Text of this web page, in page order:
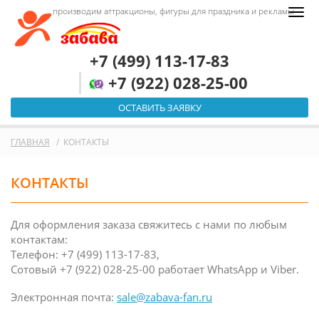
производим аттракционы, фигуры для праздника и рекламы
+7 (499) 113-17-83
+7 (922) 028-25-00
ОСТАВИТЬ ЗАЯВКУ
ГЛАВНАЯ КОНТАКТЫ
КОНТАКТЫ
Для оформления заказа свяжитесь с нами по любым
контактам:
Телефон: +7 (499) 113-17-83,
Сотовый +7 (922) 028-25-00 работает WhatsApp и Viber.
Электронная почта: sale@zabava-fan.ru